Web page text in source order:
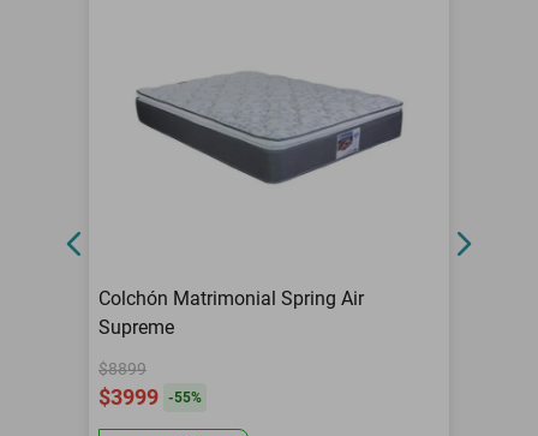
Colchón Matrimonial Spring Air
Supreme
$8899
$3999 -55%